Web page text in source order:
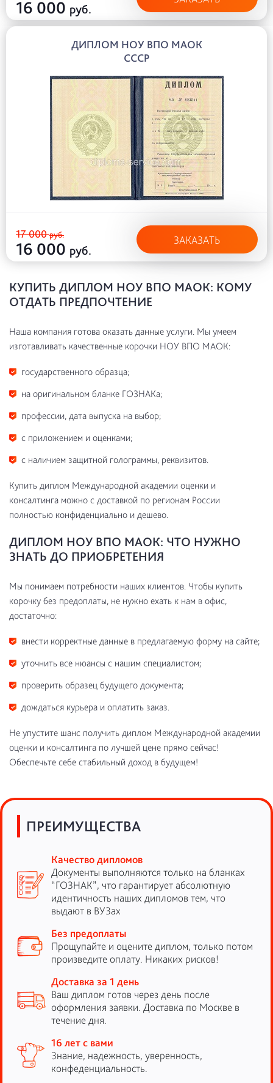
16 000 руб.
ДИПЛОМ НОУ ВПО МАОК
СССР
17 000руб.
16 000 руб.
ЗАКАЗАТЬ
КУПИТЬ ДИПЛОМ НОУ ВПО МАОК: КОМУ
ОТДАТЬ ПРЕДПОЧТЕНИЕ
Наша компания готова оказать данные услуги. Мы умеем
изготавливать качественные корочки НОУ ВПО МАОК:
государственного образца;
на оригинальном бланке ГОЗНАКа;
профессии, дата выпуска на выбор;
с приложением и оценками;
с наличием защитной голограммы, реквизитов.
Купить диплом Международной академии оценки и
консалтинга можно с доставкой по регионам России
полностью конфиденциально и дешево.
ДИПЛОМ НОУ ВПО МАОК: ЧТО НУЖНО
ЗНАТЬ ДО ПРИОБРЕТЕНИЯ
Мы понимаем потребности наших клиентов. Чтобы купить
корочку без предоплаты, не нужно ехать к нам в офис,
достаточно:
внести корректные данные в предлагаемую форму на сайте;
уточнить все нюансы с нашим специалистом;
проверить образец будущего документа;
дождаться курьера и оплатить заказ.
Не упустите шанс получить диплом Международной академии
оценки и консалтинга по лучшей цене прямо сейчас!
Обеспечьте себе стабильный доход в будущем!
ПРЕИМУЩЕСТВА
Качество дипломов
Документы выполняются только на бланках
“ГОЗНАК”, что гарантирует абсолютную
идентичность наших дипломов тем, что
выдают в ВУЗах
Без предоплаты
Прощупайте и оцените диплом, только потом
произведите оплату. Никаких рисков!
Доставка за 1 день
Ваш диплом готов через день после
оформления заявки. Доставка по Москве в
течение дня.
16 лет с вами
Знание, надежность, уверенность,
конфеденциальность.